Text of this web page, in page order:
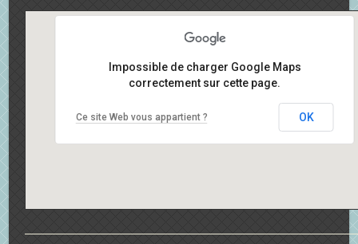
Impossible de charger Google Maps
correctement sur cette page.
Ce site Web vous appartient ? OK